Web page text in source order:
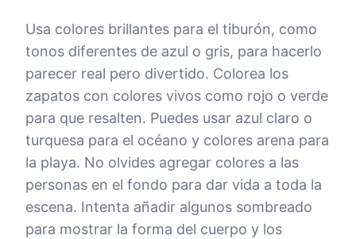
Usa colores brillantes para el tiburón, como
tonos diferentes de azul o gris, para hacerlo
parecer real pero divertido. Colorea los
zapatos con colores vivos como rojo o verde
para que resalten. Puedes usar azul claro o
turquesa para el océano y colores arena para
la playa. No olvides agregar colores a las
personas en el fondo para dar vida a toda la
escena. Intenta añadir algunos sombreado
para mostrar la forma del cuerpo y los